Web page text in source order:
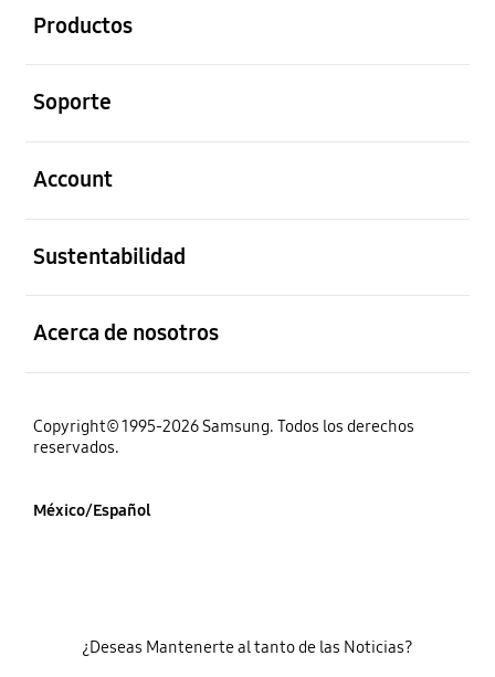
Productos
Soporte
Account
Sustentabilidad
Acerca de nosotros
Copyright© 1995-2026 Samsung. Todos los derechos
reservados.
México/Español
¿Deseas Mantenerte al tanto de las Noticias?